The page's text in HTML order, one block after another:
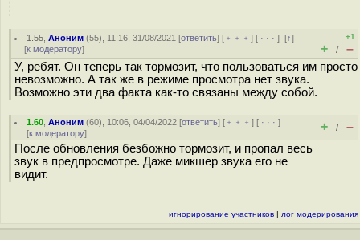
1.55 ,Аноним (55), 11:16, 31/08/2021 [ответить] [ ﹢﹢﹢] [ · · ·][↑]
[к модератору]
+1
+ / –
У, ребят. Он теперь так тормозит, что пользоваться им просто
невозможно. А так же в режиме просмотра нет звука.
Возможно эти два факта как-то связаны между собой.
1.60 ,Аноним (60), 10:06, 04/04/2022 [ответить] [ ﹢﹢﹢] [ · · ·]
[к модератору] + / –
После обновления безбожно тормозит, и пропал весь
звук в предпросмотре. Даже микшер звука его не
видит.
игнорирование участников | лог модерирования